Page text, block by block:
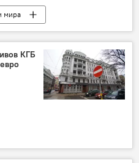
мира
экономики Латвии
КГБ
КГБ